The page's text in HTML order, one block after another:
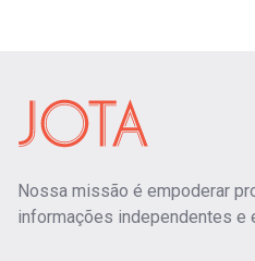
Nossa missão é empoderar
informações independentes e